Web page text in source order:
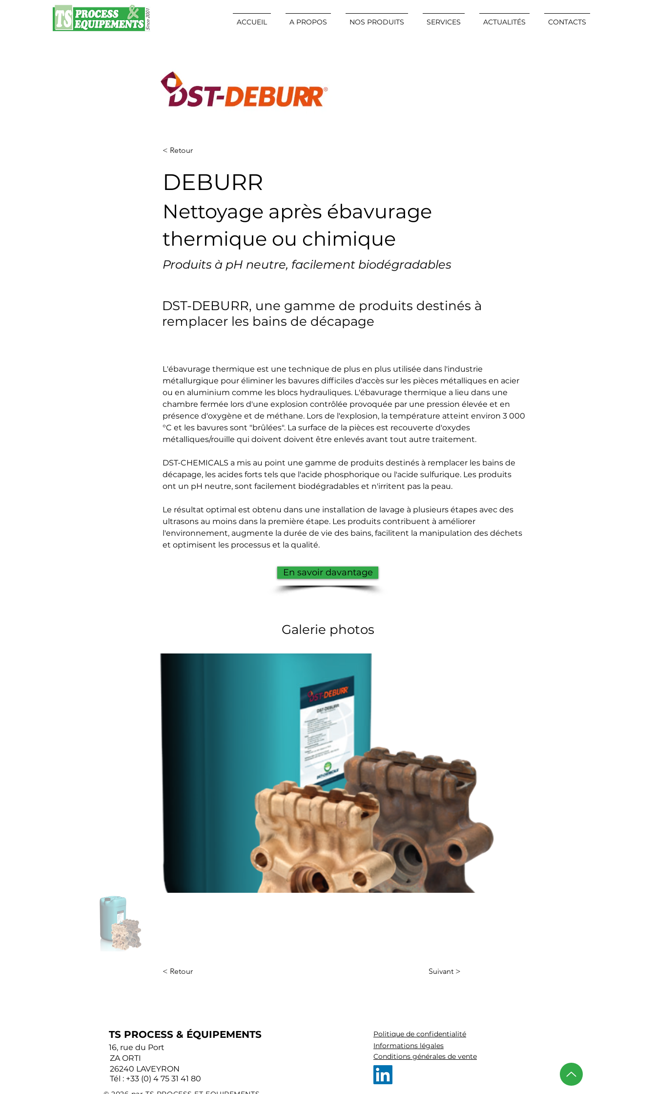
ACCUEIL A PROPOS NOS PRODUITS SERVICES ACTUALITÉS CONTACTS
< Retour
DEBURR
Nettoyage après ébavurage
thermique ou chimique
Produits à pH neutre, facilement biodégradables
DST-DEBURR, une gamme de produits destinés à
remplacer les bains de décapage
L'ébavurage thermique est une technique de plus en plus utilisée dans l'industrie
métallurgique pour éliminer les bavures difficiles d'accès sur les pièces métalliques en acier
ou en aluminium comme les blocs hydrauliques. L'ébavurage thermique a lieu dans une
chambre fermée lors d'une explosion contrôlée provoquée par une pression élevée et en
présence d'oxygène et de méthane. Lors de l'explosion, la température atteint environ 3 000
°C et les bavures sont "brûlées". La surface de la pièces est recouverte d'oxydes
métalliques/rouille qui doivent doivent être enlevés avant tout autre traitement.
DST-CHEMICALS a mis au point une gamme de produits destinés à remplacer les bains de
décapage, les acides forts tels que l'acide phosphorique ou l'acide sulfurique. Les produits
ont un pH neutre, sont facilement biodégradables et n'irritent pas la peau.
Le résultat optimal est obtenu dans une installation de lavage à plusieurs étapes avec des
ultrasons au moins dans la première étape. Les produits contribuent à améliorer
l'environnement, augmente la durée de vie des bains, facilitent la manipulation des déchets
et optimisent les processus et la qualité.
En savoir davantage
Galerie photos
< Retour Suivant >
TS PROCESS & ÉQUIPEMENTS
16, rue du Port
ZA ORTI
26240 LAVEYRON
Tél : +33 (0) 4 75 31 41 80
Politique de confidentialité
Informations légales
Conditions générales de vente